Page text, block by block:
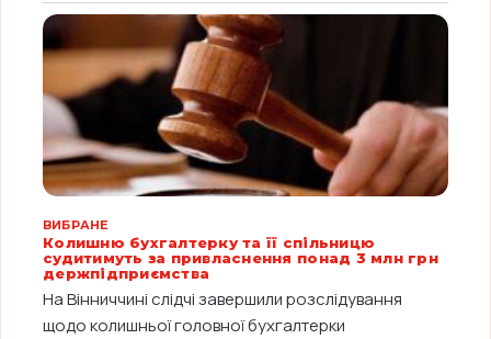
ВИБРАНЕ
Колишню бухгалтерку та її спільницю
судитимуть за привласнення понад 3 млн грн
держпідприємства
На Вінниччині слідчі завершили розслідування
щодо колишньої головної бухгалтерки